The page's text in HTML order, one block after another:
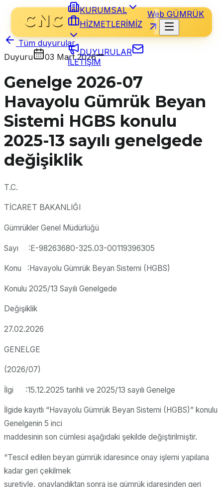
KURUMSAL
HİZMETLERİMİZ
DUYURULAR
İLETİŞİM
Web GÜMRÜK
Tüm duyurular
Duyuru
03 Mart 2026
Genelge 2026-07
Havayolu Gümrük Beyan
Sistemi HGBS konulu
2025-13 sayılı genelgede
değişiklik
T.C.
TİCARET BAKANLIĞI
Gümrükler Genel Müdürlüğü
Sayı :E-98263680-325.03-00119396305
Konu :Havayolu Gümrük Beyan Sistemi (HGBS)
Konulu 2025/13 Sayılı Genelgede
Değişiklik
27.02.2026
GENELGE
(2026/07)
İlgi :15.12.2025 tarihli ve 2025/13 sayılı Genelge
İlgide kayıtlı “Havayolu Gümrük Beyan Sistemi (HGBS)” konulu
Genelgenin 5 inci
maddesinin son cümlesi aşağıdaki şekilde değiştirilmiştir.
“Tescil edilen beyan gümrük idaresince onay işlemi yapılana
kadar geri çekilmek
suretiyle, onaylandıktan sonra ise gümrük idaresinden geri